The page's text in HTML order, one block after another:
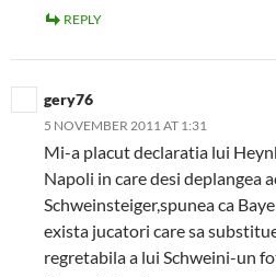
REPLY
gery76
5 NOVEMBER 2011 AT 1:31
Mi-a placut declaratia lui
Napoli in care desi deplangea
Schweinsteiger,spunea ca
exista jucatori care sa
regretabila a lui Schweini-un